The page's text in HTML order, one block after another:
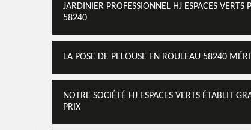
JARDINIER PROFESSIONNEL HJ ESPACES
58240
LA POSE DE PELOUSE EN ROULEAU 58240
NOTRE SOCIÉTÉ HJ ESPACES VERTS ÉTABLIT
PRIX